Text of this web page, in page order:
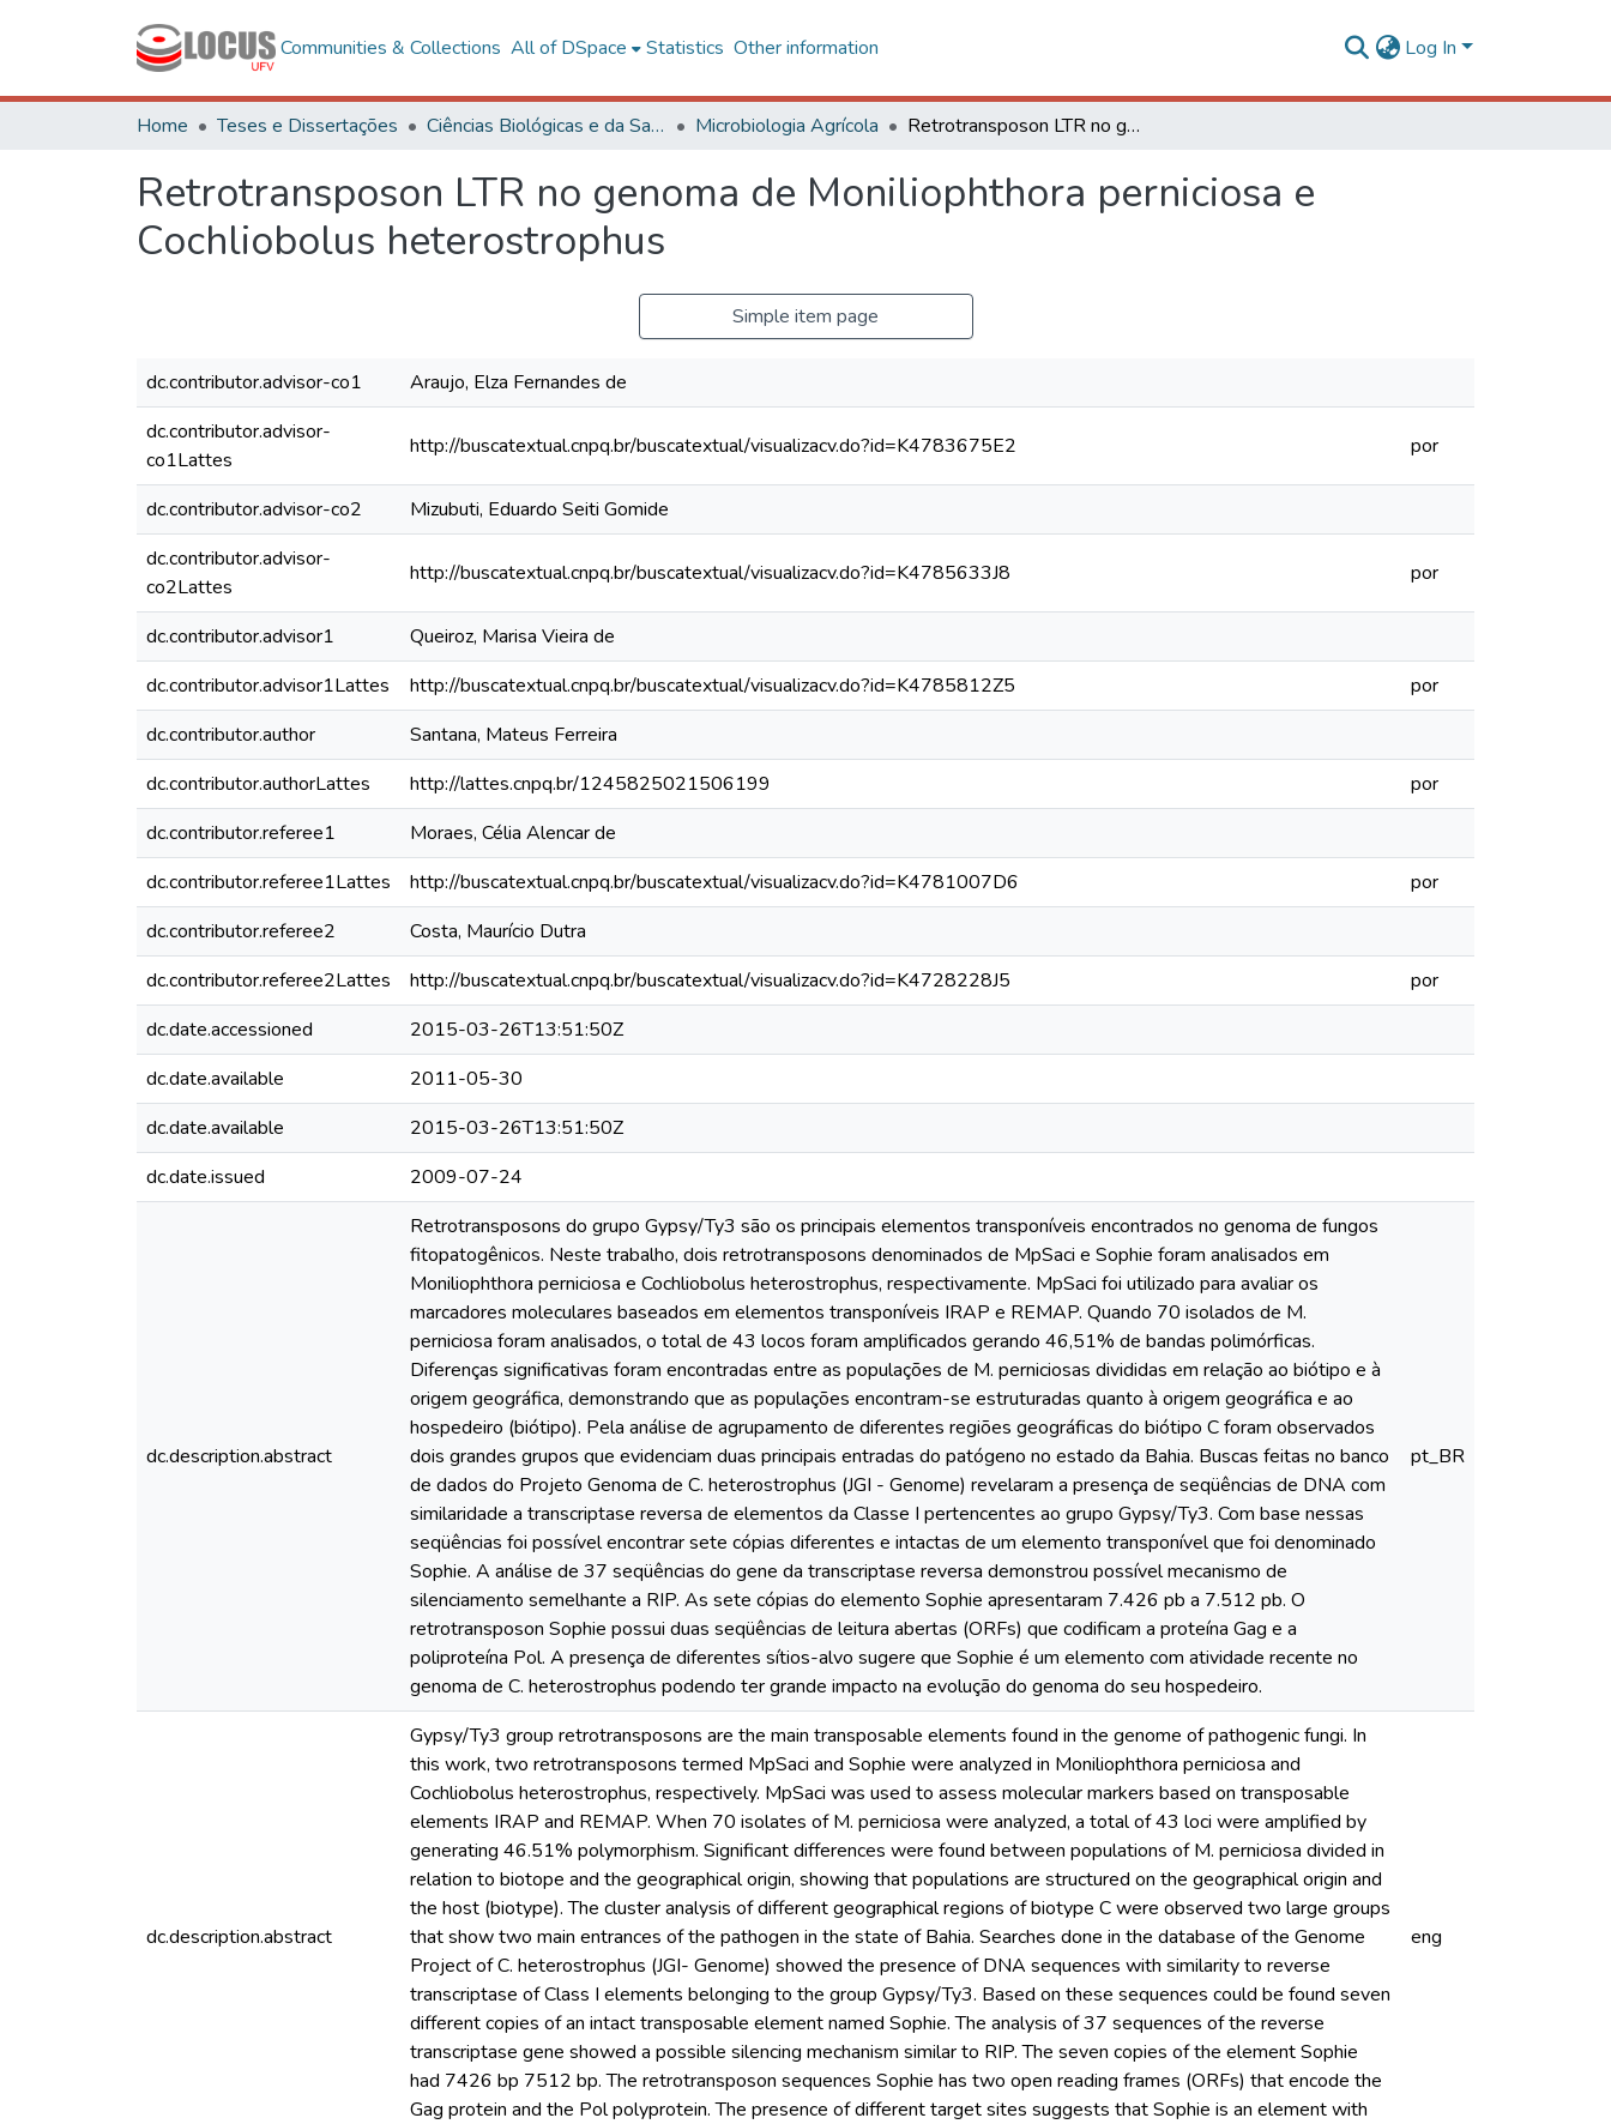
Communities & Collections All of DSpace Statistics Other information Log In
Home Teses e Dissertações Ciências Biológicas e da Saúde Microbiologia Agrícola Retrotransposon LTR no genoma de Moniliophthora perniciosa e Cochliobolus heterostrophus
Retrotransposon LTR no genoma de Moniliophthora perniciosa e
Cochliobolus heterostrophus
Simple item page
dc.contributor.advisor-co1
Araujo, Elza Fernandes de
dc.contributor.advisor-
co1Lattes
http://buscatextual.cnpq.br/buscatextual/visualizacv.do?id=K4783675E2 por
dc.contributor.advisor-co2
Mizubuti, Eduardo Seiti Gomide
dc.contributor.advisor-
co2Lattes
http://buscatextual.cnpq.br/buscatextual/visualizacv.do?id=K4785633J8 por
dc.contributor.advisor1
Queiroz, Marisa Vieira de
dc.contributor.advisor1Lattes
http://buscatextual.cnpq.br/buscatextual/visualizacv.do?id=K4785812Z5
por
dc.contributor.author
Santana, Mateus Ferreira
dc.contributor.authorLattes
http://lattes.cnpq.br/1245825021506199
por
dc.contributor.referee1
Moraes, Célia Alencar de
dc.contributor.referee1Lattes
http://buscatextual.cnpq.br/buscatextual/visualizacv.do?id=K4781007D6
por
dc.contributor.referee2
Costa, Maurício Dutra
dc.contributor.referee2Lattes
http://buscatextual.cnpq.br/buscatextual/visualizacv.do?id=K4728228J5
por
dc.date.accessioned
2015-03-26T13:51:50Z
dc.date.available
2011-05-30
dc.date.available
2015-03-26T13:51:50Z
dc.date.issued
2009-07-24
dc.description.abstract
Retrotransposons do grupo Gypsy/Ty3 são os principais elementos transponíveis encontrados no genoma de fungos
fitopatogênicos. Neste trabalho, dois retrotransposons denominados de MpSaci e Sophie foram analisados em
Moniliophthora perniciosa e Cochliobolus heterostrophus, respectivamente. MpSaci foi utilizado para avaliar os
marcadores moleculares baseados em elementos transponíveis IRAP e REMAP. Quando 70 isolados de M.
perniciosa foram analisados, o total de 43 locos foram amplificados gerando 46,51% de bandas polimórficas.
Diferenças significativas foram encontradas entre as populações de M. perniciosas divididas em relação ao biótipo e à
origem geográfica, demonstrando que as populações encontram-se estruturadas quanto à origem geográfica e ao
hospedeiro (biótipo). Pela análise de agrupamento de diferentes regiões geográficas do biótipo C foram observados
dois grandes grupos que evidenciam duas principais entradas do patógeno no estado da Bahia. Buscas feitas no banco
de dados do Projeto Genoma de C. heterostrophus (JGI - Genome) revelaram a presença de seqüências de DNA com
similaridade a transcriptase reversa de elementos da Classe I pertencentes ao grupo Gypsy/Ty3. Com base nessas
seqüências foi possível encontrar sete cópias diferentes e intactas de um elemento transponível que foi denominado
Sophie. A análise de 37 seqüências do gene da transcriptase reversa demonstrou possível mecanismo de
silenciamento semelhante a RIP. As sete cópias do elemento Sophie apresentaram 7.426 pb a 7.512 pb. O
retrotransposon Sophie possui duas seqüências de leitura abertas (ORFs) que codificam a proteína Gag e a
poliproteína Pol. A presença de diferentes sítios-alvo sugere que Sophie é um elemento com atividade recente no
genoma de C. heterostrophus podendo ter grande impacto na evolução do genoma do seu hospedeiro.
pt_BR
dc.description.abstract
Gypsy/Ty3 group retrotransposons are the main transposable elements found in the genome of pathogenic fungi. In
this work, two retrotransposons termed MpSaci and Sophie were analyzed in Moniliophthora perniciosa and
Cochliobolus heterostrophus, respectively. MpSaci was used to assess molecular markers based on transposable
elements IRAP and REMAP. When 70 isolates of M. perniciosa were analyzed, a total of 43 loci were amplified by
generating 46.51% polymorphism. Significant differences were found between populations of M. perniciosa divided in
relation to biotope and the geographical origin, showing that populations are structured on the geographical origin and
the host (biotype). The cluster analysis of different geographical regions of biotype C were observed two large groups
that show two main entrances of the pathogen in the state of Bahia. Searches done in the database of the Genome
Project of C. heterostrophus (JGI- Genome) showed the presence of DNA sequences with similarity to reverse
transcriptase of Class I elements belonging to the group Gypsy/Ty3. Based on these sequences could be found seven
different copies of an intact transposable element named Sophie. The analysis of 37 sequences of the reverse
transcriptase gene showed a possible silencing mechanism similar to RIP. The seven copies of the element Sophie
had 7426 bp 7512 bp. The retrotransposon sequences Sophie has two open reading frames (ORFs) that encode the
Gag protein and the Pol polyprotein. The presence of different target sites suggests that Sophie is an element with
eng